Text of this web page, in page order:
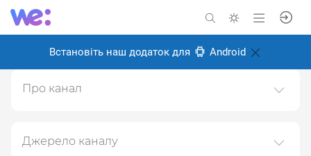
Встановіть наш додаток для Android
Про канал
Створено: 18 лютого 2025
Джерело каналу